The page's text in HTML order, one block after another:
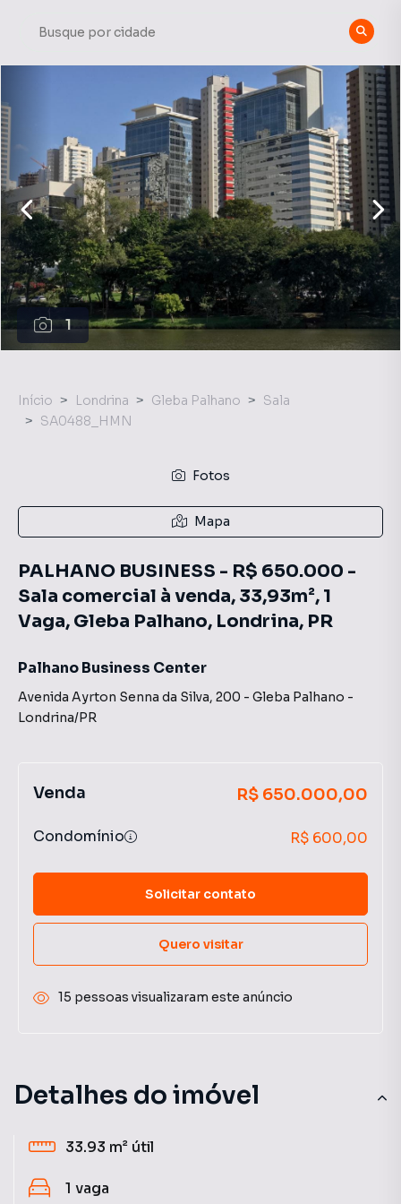
1
Detalhes do imóvel
33.93 m² útil
1 vaga
Início Londrina Gleba Palhano
Sala
SA0488_HMN
Fotos
Mapa
PALHANO BUSINESS - R$ 650.000 -
Sala comercial à venda, 33,93m², 1
Vaga, Gleba Palhano, Londrina, PR
Palhano Business Center
Avenida Ayrton Senna da Silva, 200 - Gleba Palhano -
Londrina/PR
Venda R$ 650.000,00
Condomínio R$ 600,00
Solicitar contato
Quero visitar
15 pessoas visualizaram este anúncio